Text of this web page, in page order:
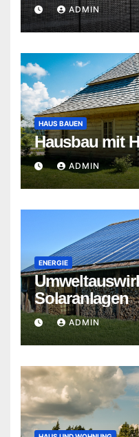
ADMIN
HAUS BAUEN
Hausbau mit
ADMIN
ENERGIE
Solaranlagen
ADMIN